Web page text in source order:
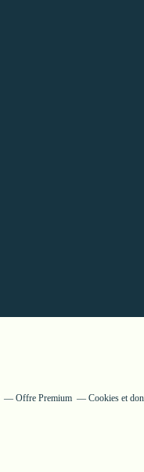
Offre Premium Cookies et